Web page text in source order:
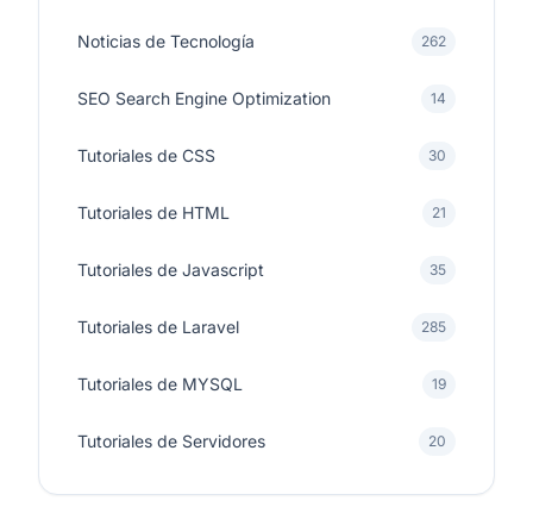
Noticias de Tecnología 262
SEO Search Engine Optimization 14
Tutoriales de CSS 30
Tutoriales de HTML 21
Tutoriales de Javascript 35
Tutoriales de Laravel 285
Tutoriales de MYSQL 19
Tutoriales de Servidores 20